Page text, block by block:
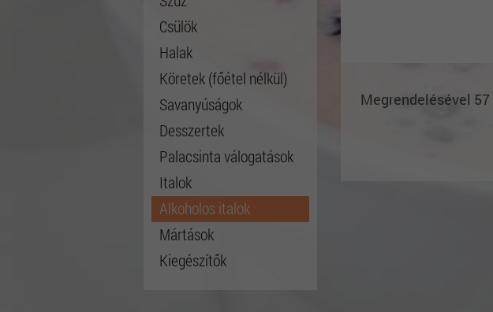
Csülök
Halak
Köretek (főétel nélkül)
Savanyúságok
Desszertek
Palacsinta válogatások
Italok
Alkoholos italok
Mártások
Kiegészítők
Megrendelésével 57